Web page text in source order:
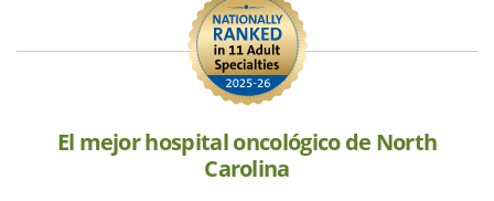
El mejor hospital oncológico de North
Carolina